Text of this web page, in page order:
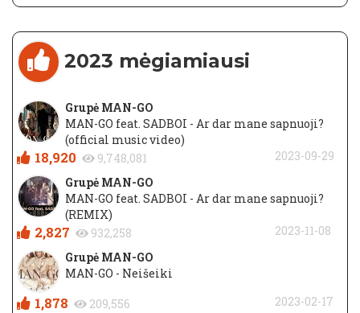
2023 mėgiamiausi
Grupė MAN-GO
MAN-GO feat. SADBOI - Ar dar mane sapnuoji?
(official music video)
18,920 9,748,081
2023-09-29
Grupė MAN-GO
MAN-GO feat. SADBOI - Ar dar mane sapnuoji?
(REMIX)
2,827 932,258
2023-11-08
Grupė MAN-GO
MAN-GO - Neišeiki
1,878 209,556 2023-02-17